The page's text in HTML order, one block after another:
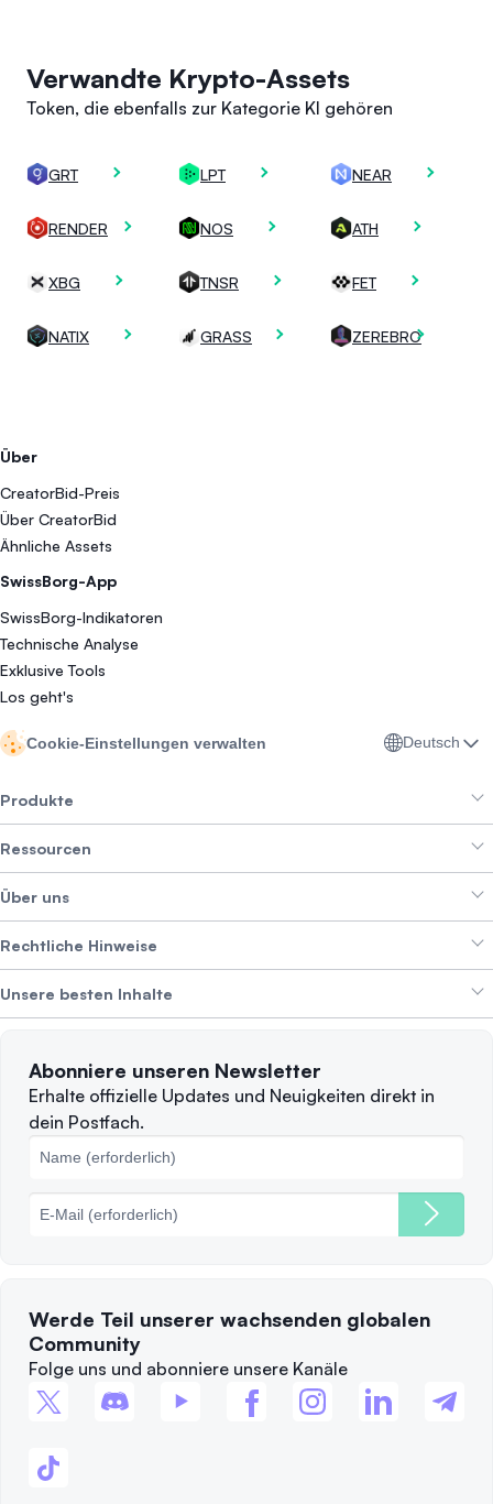
Über
CreatorBid-Preis
Über CreatorBid
Ähnliche Assets
SwissBorg-App
SwissBorg-Indikatoren
Technische Analyse
Exklusive Tools
Los geht's
Verwandte Krypto-Assets
Token, die ebenfalls zur Kategorie KI gehören
GRT LPT NEAR
RENDER NOS ATH
XBG TNSR FET
NATIX GRASS ZEREBRO
Cookie-Einstellungen verwalten Deutsch
Produkte
Smart Exchange
Crypto Bundles
Erträge erzielen
Alpha Deals
Ressourcen
Help Center
Branding-Paket
Über uns
Über SwissBorg
Karriere WIR STELLEN EIN
Rechtliche Hinweise
Datenschutzerklärung
Beschwerden
Cookie-Richtlinie
Unsere besten Inhalte
Wann sollte man verkaufen?
Top-Blockchains
Abonniere unseren Newsletter
Erhalte offizielle Updates und Neuigkeiten direkt in
dein Postfach.
Werde Teil unserer wachsenden globalen
Community
Folge uns und abonniere unsere Kanäle